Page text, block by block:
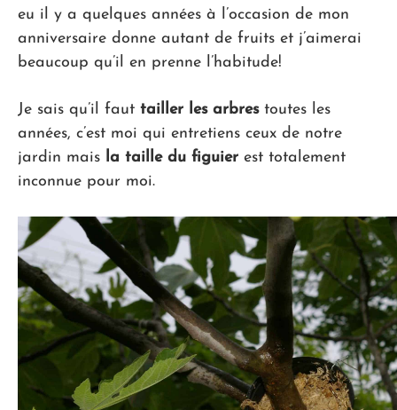
eu il y a quelques années à l’occasion de mon
anniversaire donne autant de fruits et j’aimerai
beaucoup qu’il en prenne l’habitude!
Je sais qu’il faut tailler les arbrestoutes les
années, c’est moi qui entretiens ceux de notre
jardin mais la taille du figuier est totalement
inconnue pour moi.